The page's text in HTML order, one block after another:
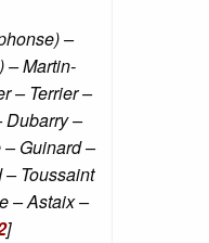
–
– Martin-
– Terrier –
Dubarry –
Guinard –
Toussaint
– Astaix –
]